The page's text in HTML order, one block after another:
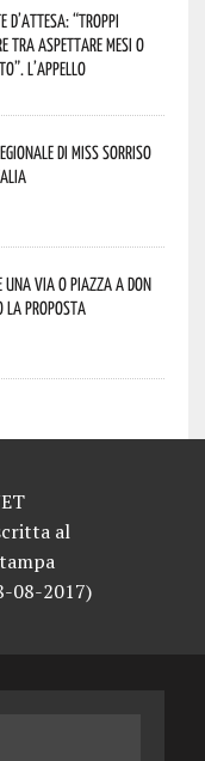
“Troppi
tra aspettare mesi o
L’appello
di Miss Sorriso
via o piazza a don
la proposta
al
08-2017)